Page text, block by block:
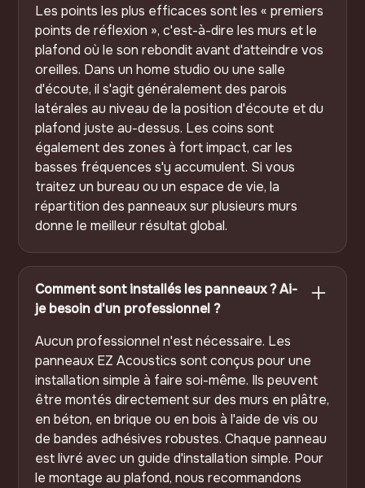
Les points les plus efficaces sont les « premiers
points de réflexion », c'est-à-dire les murs et le
plafond où le son rebondit avant d'atteindre vos
oreilles. Dans un home studio ou une salle
d'écoute, il s'agit généralement des parois
latérales au niveau de la position d'écoute et du
plafond juste au-dessus. Les coins sont
également des zones à fort impact, car les
basses fréquences s'y accumulent. Si vous
traitez un bureau ou un espace de vie, la
répartition des panneaux sur plusieurs murs
donne le meilleur résultat global.
Comment sont installés les panneaux ? Ai-
je besoin d'un professionnel ?
Aucun professionnel n'est nécessaire. Les
panneaux EZ Acoustics sont conçus pour une
installation simple à faire soi-même. Ils peuvent
être montés directement sur des murs en plâtre,
en béton, en brique ou en bois à l'aide de vis ou
de bandes adhésives robustes. Chaque panneau
est livré avec un guide d'installation simple. Pour
le montage au plafond, nous recommandons